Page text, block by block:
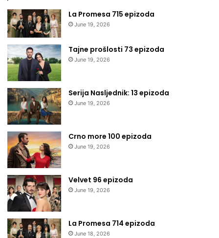
La Promesa 715 epizoda
June 19, 2026
Tajne prošlosti 73 epizoda
June 19, 2026
Serija Nasljednik: 13 epizoda
June 19, 2026
Crno more 100 epizoda
June 19, 2026
Velvet 96 epizoda
June 19, 2026
La Promesa 714 epizoda
June 18, 2026